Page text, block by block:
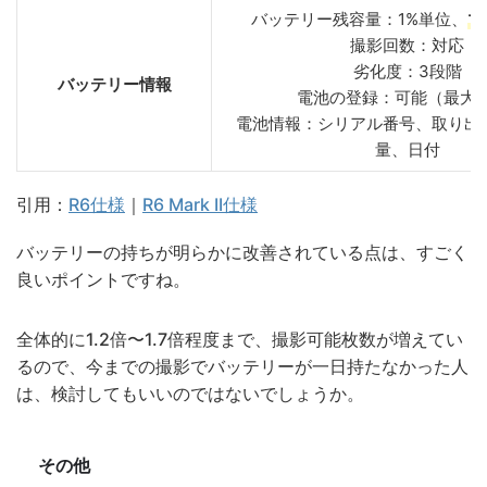
バッテリー情報
バッテリー残容量：1%単位、
撮影回数：対応
劣化度：3段階
電池の登録：可能（最大
電池情報：シリアル番号、取り出
量、日付
引用： R6仕様 ｜ R6 Mark II仕様
バッテリーの持ちが明らかに改善されている点は、すごく
良いポイントですね。
全体的に1.2倍〜1.7倍程度まで、撮影可能枚数が増えてい
るので、今までの撮影でバッテリーが一日持たなかった人
は、検討してもいいのではないでしょうか。
その他